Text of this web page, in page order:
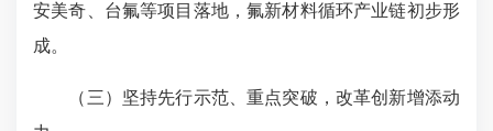
安美奇、台氟等项目落地，氟新材料循环产业链初步形
成。
（三）坚持先行示范、重点突破，改革创新增添动